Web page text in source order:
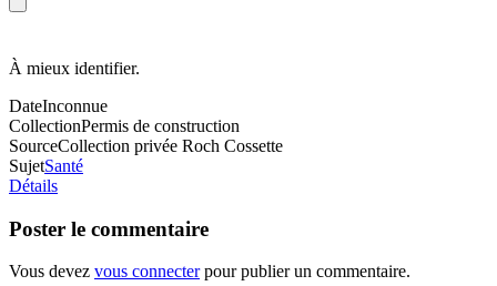
À mieux identifier.
DateInconnue
CollectionPermis de construction
SourceCollection privée Roch Cossette
SujetSanté
Détails
Poster le commentaire
Vous devez vous connecterpour publier un commentaire.